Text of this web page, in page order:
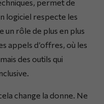
permet de
logiciel respecte les
un rôle de plus en plus
appels d’offres, où les
des outils qui
change la donne. Ne